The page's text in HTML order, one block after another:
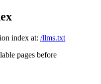
index at: /llms.txt
pages before